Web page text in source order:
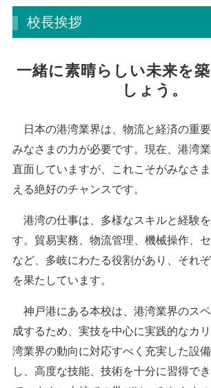
校長挨拶
一緒に素晴らしい未来を
しょう。
日本の港湾業界は、物流と経済の重要
みなさまの力が必要です。現在、港湾
直面していますが、これこそがみなさ
える絶好のチャンスです。
港湾の仕事は、多様なスキルと経験
す。貿易実務、物流管理、機械操作、
など、多岐にわたる役割があり、それ
を果たしています。
神戸港にある本校は、港湾業界のス
成するため、実技を中心に実践的なカ
湾業界の動向に対応すべく充実した設
し、高度な技能、技術を十分に習得で